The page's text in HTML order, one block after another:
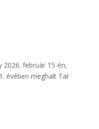
2026. február 15-én,
évében meghalt Tar